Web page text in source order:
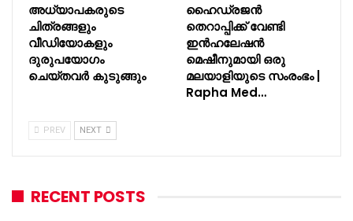
അധ്യാപകരുടെ
ചിത്രങ്ങളും
വീഡിയോകളും
ദുരുപയോഗം
ചെയ്തവർ കുടുങ്ങും
ഹൈഡ്രജൻ
തെറാപ്പിക്ക് വേണ്ടി
ഇൻഹലേഷൻ
മെഷീനുമായി ഒരു
മലയാളിയുടെ സംരംഭം |
Rapha Med…
PREV NEXT
RECENT POSTS